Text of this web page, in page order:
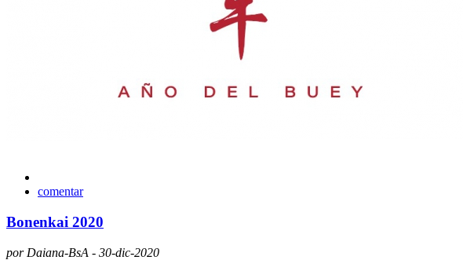
comentar
Bonenkai 2020
por Daiana-BsA - 30-dic-2020